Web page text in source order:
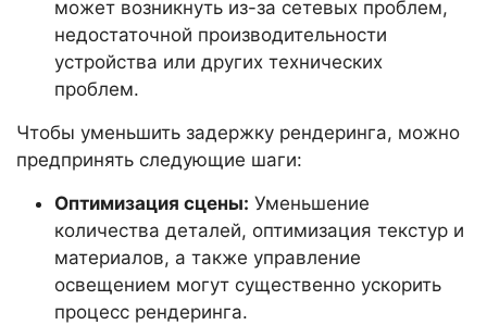
может возникнуть из-за сетевых проблем,
недостаточной производительности
устройства или других технических
проблем.
Чтобы уменьшить задержку рендеринга, можно
предпринять следующие шаги:
Оптимизация сцены: Уменьшение
количества деталей, оптимизация текстур и
материалов, а также управление
освещением могут существенно ускорить
процесс рендеринга.